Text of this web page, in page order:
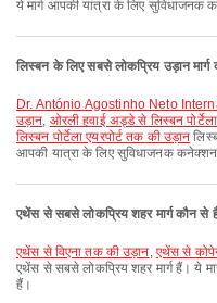
ये मार्ग आपकी यात्रा के लिए सुविधाजनक
लिस्बन के लिए सबसे लोकप्रिय उड़ान
Dr. António Agostinho Neto International Airport से लिस्बन पोर्टेला एयरपोर्ट तक की
उड़ान, ओरली हवाई अड्डे से लिस्बन
लिस्बन पोर्टेला एयरपोर्ट तक की उड़ान
आपकी यात्रा के लिए सुविधाजनक
एथेंस से सबसे लोकप्रिय शहर मार्ग कौन से
एथेंस से विएना तक की उड़ान, एथेंस से
एथेंस से सबसे लोकप्रिय शहर मार्ग हैं। ये
हैं।